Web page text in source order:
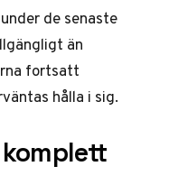
de senaste
än
fortsatt
hålla i sig.